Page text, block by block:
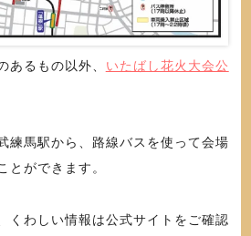
あるもの以外、 いたばし花火大会公
練馬駅から、路線バスを使って会場
とができます。
くわしい情報は公式サイトをご確認